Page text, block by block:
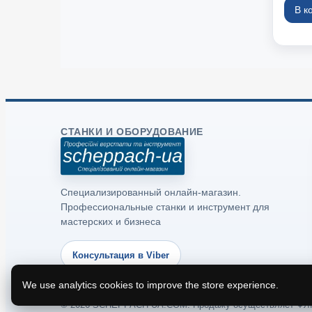
В
СТАНКИ И ОБОРУДОВАНИЕ
Специализированный онлайн-магазин.
Профессиональные станки и инструмент для
мастерских и бизнеса
Консультация в Viber
© 2026 SCHEPPACH-UA.COM. Продажу осуществляет
We use analytics cookies to improve the store experience.